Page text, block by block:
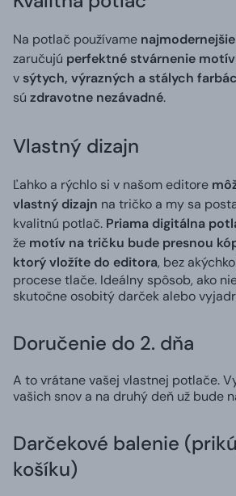
Na potlač používame
zaručujú perfektné stvárnenie
v sýtych, výrazných a stálych
sú zdravotne nezávadné.
Vlastný dizajn
Ľahko a rýchlo si v našom editore
vlastný dizajn na tričko a my sa
kvalitnú potlač. Priama digitálna
že motív na tričku bude presnou
ktorý vložíte do editora, bez
procese tlače. Ideálny spôsob, ako
skutočne osobitý darček alebo
Doručenie do 2. dňa
A to vrátane vašej vlastnej potlače.
vašich snov a na druhý deň už bude
Darčekové balenie
košíku)